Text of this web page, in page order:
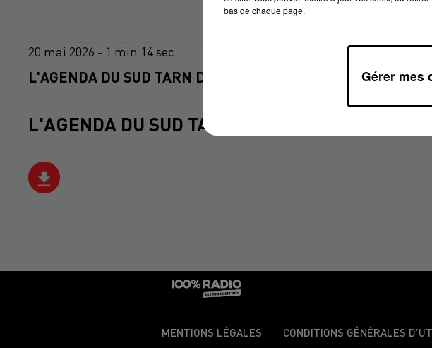
20 mai 2026 - 1 min 14 sec
L'AGENDA DU SUD TARN DU 20/05/2026 À 10H38
L'AGENDA DU SUD TARN
MENTIONS LÉGALES CONDITIONS GÉNÉRALES
bas de chaque page.
Gérer mes